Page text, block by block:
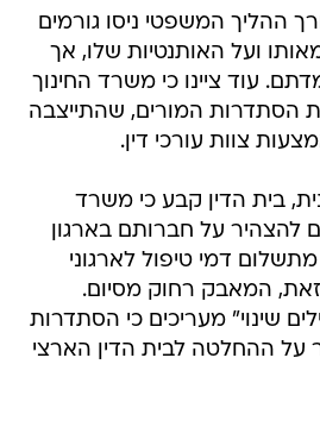
ההליך המשפטי ניסו גורמים
ועל האותנטיות שלו, אך
עוד ציינו כי משרד החינוך
הסתדרות המורים, שהתייצבה
צוות עורכי דין.
בית הדין קבע כי משרד
להצהיר על חברותם בארגון
דמי טיפול לארגוני
המאבק רחוק מסיום.
שינוי" מעריכים כי הסתדרות
על ההחלטה לבית הדין הארצי